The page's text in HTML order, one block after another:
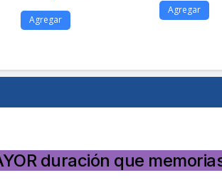
Agregar
Agregar
duración que